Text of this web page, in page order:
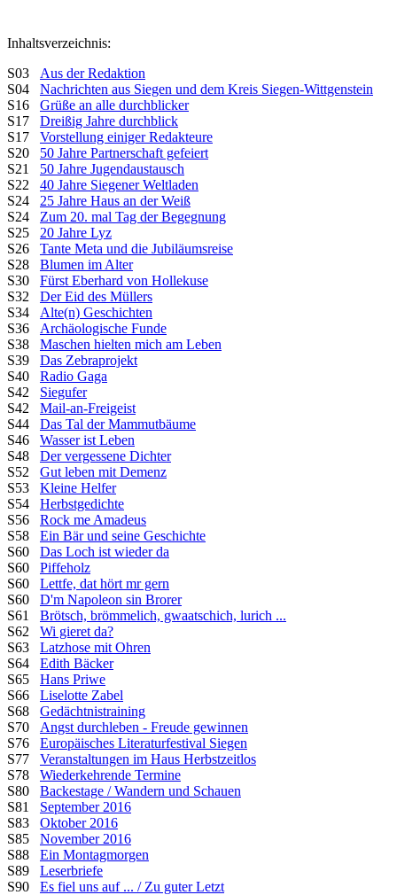
Inhaltsverzeichnis:
S03 Aus der Redaktion
S04 Nachrichten aus Siegen und dem Kreis Siegen-Wittgenstein
S16 Grüße an alle durchblicker
S17 Dreißig Jahre durchblick
S17 Vorstellung einiger Redakteure
S20 50 Jahre Partnerschaft gefeiert
S21 50 Jahre Jugendaustausch
S22 40 Jahre Siegener Weltladen
S24 25 Jahre Haus an der Weiß
S24 Zum 20. mal Tag der Begegnung
S25 20 Jahre Lyz
S26 Tante Meta und die Jubiläumsreise
S28 Blumen im Alter
S30 Fürst Eberhard von Hollekuse
S32 Der Eid des Müllers
S34 Alte(n) Geschichten
S36 Archäologische Funde
S38 Maschen hielten mich am Leben
S39 Das Zebraprojekt
S40 Radio Gaga
S42 Siegufer
S42 Mail-an-Freigeist
S44 Das Tal der Mammutbäume
S46 Wasser ist Leben
S48 Der vergessene Dichter
S52 Gut leben mit Demenz
S53 Kleine Helfer
S54 Herbstgedichte
S56 Rock me Amadeus
S58 Ein Bär und seine Geschichte
S60 Das Loch ist wieder da
S60 Piffeholz
S60 Lettfe, dat hört mr gern
S60 D'm Napoleon sin Brorer
S61 Brötsch, brömmelich, gwaatschich, lurich ...
S62 Wi gieret da?
S63 Latzhose mit Ohren
S64 Edith Bäcker
S65 Hans Priwe
S66 Liselotte Zabel
S68 Gedächtnistraining
S70 Angst durchleben - Freude gewinnen
S76 Europäisches Literaturfestival Siegen
S77 Veranstaltungen im Haus Herbstzeitlos
S78 Wiederkehrende Termine
S80 Backestage / Wandern und Schauen
S81 September 2016
S83 Oktober 2016
S85 November 2016
S88 Ein Montagmorgen
S89 Leserbriefe
S90 Es fiel uns auf ... / Zu guter Letzt